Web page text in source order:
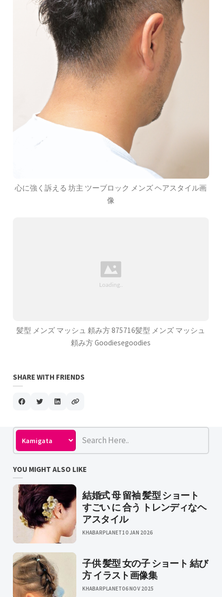
心に強く訴える 坊主 ツーブロック メンズ ヘアスタイル画
像
髪型 メンズ マッシュ 頼み方 875716髪型 メンズ マッシュ
頼み方 Goodiesegoodies
SHARE WITH FRIENDS
YOU MIGHT ALSO LIKE
結婚式 母 留袖 髪型 ショート
すごい に 合う トレンディなヘ
アスタイル
KHABARPLANET10 JAN 2026
子供 髪型 女の子 ショート 結び
方 イラスト画像集
KHABARPLANET06 NOV 2025